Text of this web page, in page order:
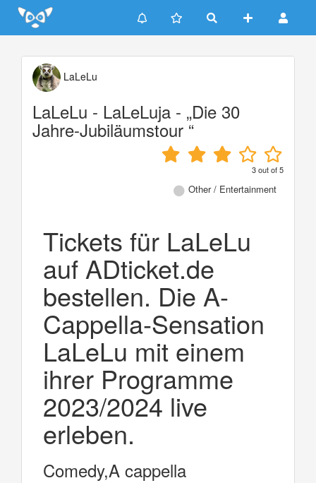
Update cookies preferences
LaLeLu
LaLeLu - LaLeLuja - „Die 30
Jahre-Jubiläumstour “
3out of5
Other / Entertainment
Tickets für LaLeLu
auf ADticket.de
bestellen. Die A-
Cappella-Sensation
LaLeLu mit einem
ihrer Programme
2023/2024 live
erleben.
Comedy,A cappella